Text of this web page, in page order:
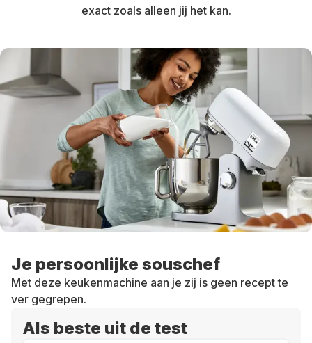
exact zoals alleen jij het kan.
Je persoonlijke souschef
Met deze keukenmachine aan je zij is geen recept te
ver gegrepen.
Als beste uit de test